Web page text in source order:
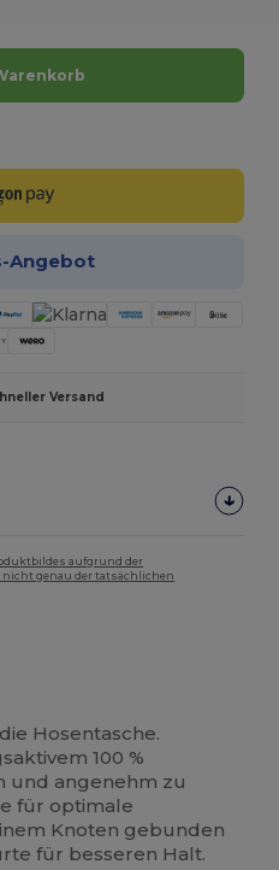
Angebot
Versand
aufgrund der
genau der tatsächlichen
Hosentasche.
100 %
und angenehm zu
für optimale
Knoten gebunden
für besseren Halt.